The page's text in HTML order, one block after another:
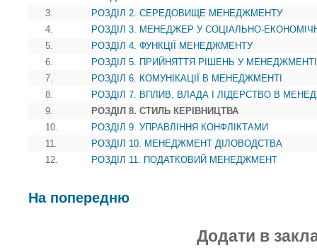
3.
РОЗДІЛ 2. СЕРЕДОВИЩЕ МЕНЕДЖМЕНТУ
4.
РОЗДІЛ 3. МЕНЕДЖЕР У СОЦІАЛЬНО-
5.
РОЗДІЛ 4. ФУНКЦІЇ МЕНЕДЖМЕНТУ
6.
РОЗДІЛ 5. ПРИЙНЯТТЯ РІШЕНЬ У МЕНЕДЖМЕНТІ
7.
РОЗДІЛ 6. КОМУНІКАЦІЇ В МЕНЕДЖМЕНТІ
8.
РОЗДІЛ 7. ВПЛИВ, ВЛАДА І ЛІДЕРСТВО В
9.
РОЗДІЛ 8. СТИЛЬ КЕРІВНИЦТВА
10.
РОЗДІЛ 9. УПРАВЛІННЯ КОНФЛІКТАМИ
11.
РОЗДІЛ 10. МЕНЕДЖМЕНТ ДІЛОВОДСТВА
12.
РОЗДІЛ 11. ПОДАТКОВИЙ МЕНЕДЖМЕНТ
На попередню
Додати в